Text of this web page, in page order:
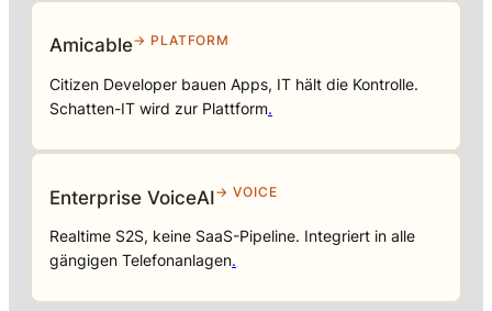
Amicable→ PLATFORM
Citizen Developer bauen Apps, IT hält die Kontrolle.
Schatten-IT wird zur Plattform.
Enterprise VoiceAI→ VOICE
Realtime S2S, keine SaaS-Pipeline. Integriert in alle
gängigen Telefonanlagen.